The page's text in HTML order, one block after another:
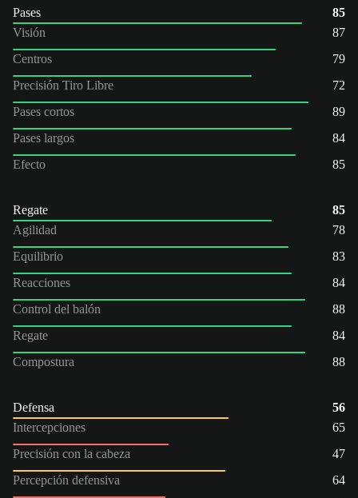
Pases
85
Visión
87
Centros
79
Precisión Tiro Libre
72
Pases cortos
89
Pases largos
84
Efecto
85
Regate
85
Agilidad
78
Equilibrio
83
Reacciones
84
Control del balón
88
Regate
84
Compostura
88
Defensa
56
Intercepciones
65
Precisión con la cabeza
47
Percepción defensiva
64